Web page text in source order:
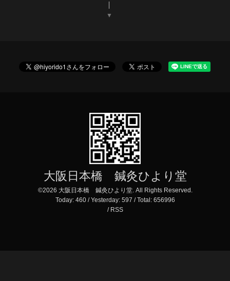
▼
大阪日本橋 鍼灸ひより堂
©2026 大阪日本橋 鍼灸ひより堂. All Rights Reserved.
Today: 460/ Yesterday: 597 / Total: 656996
/ RSS